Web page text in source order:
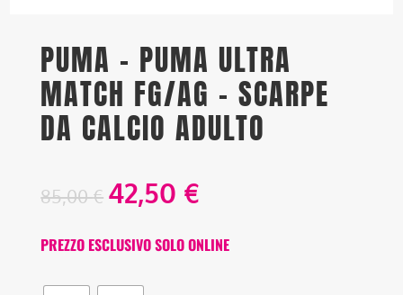
PUMA – PUMA ULTRA
MATCH FG/AG – SCARPE
DA CALCIO ADULTO
85,00€ 42,50 €
PREZZO ESCLUSIVO SOLO ONLINE